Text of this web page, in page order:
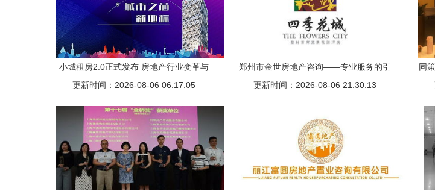
小城租房2.0正式发布 房地产行业变革与
风光国际科技创新的咨询新路径
更新时间：2026-08-06 06:17:05
郑州市金世房地产咨询——专业服务的引
领者
更新时间：2026-08-06 21:30:13
同